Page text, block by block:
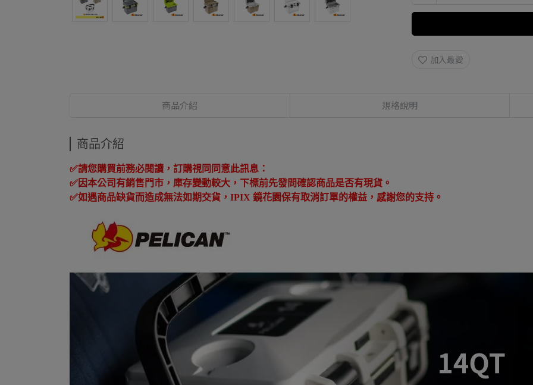
加入最愛
商品介紹 規格說明
商品介紹
✅請您購買前務必閱讀，訂購視同同意此訊息：
✅因本公司有銷售門市，庫存變動較大，下標前先發問確認商品是否有現貨。
✅如遇商品缺貨而造成無法如期交貨， IPIX 鏡花園保有取消訂單的權益，感謝您的支持。